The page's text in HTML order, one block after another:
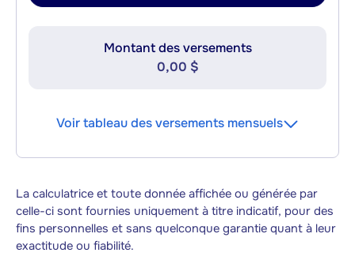
Montant des versements
0,00 $
Voir tableau des versements mensuels
La calculatrice et toute donnée affichée ou générée par
celle-ci sont fournies uniquement à titre indicatif, pour des
fins personnelles et sans quelconque garantie quant à leur
exactitude ou fiabilité.